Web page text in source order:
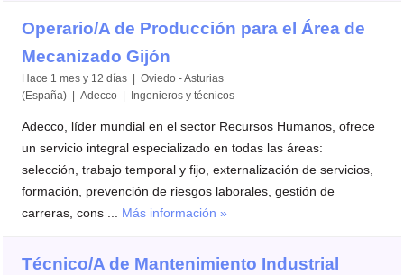
Operario/A de Producción para el Área de
Mecanizado Gijón
Hace 1 mes y 12 días | Oviedo - Asturias
(España) | Adecco | Ingenieros y técnicos
Adecco, líder mundial en el sector Recursos Humanos, ofrece
un servicio integral especializado en todas las áreas:
selección, trabajo temporal y fijo, externalización de servicios,
formación, prevención de riesgos laborales, gestión de
carreras, cons ... Más información »
Técnico/A de Mantenimiento Industrial